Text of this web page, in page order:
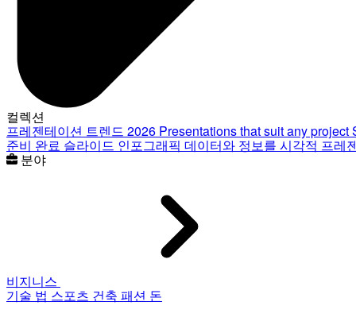
컬렉션
프레젠테이션 트렌드 2026 Presentations that suit any project
준비 완료 슬라이드 인포그래픽 데이터와 정보를 시각적 프레
분야
비지니스
기술 법 스포츠 건축 패션 돈